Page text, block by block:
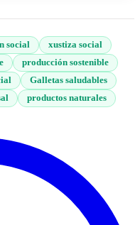
social
xustiza social
producción sostenible
Galletas saludables
productos naturales